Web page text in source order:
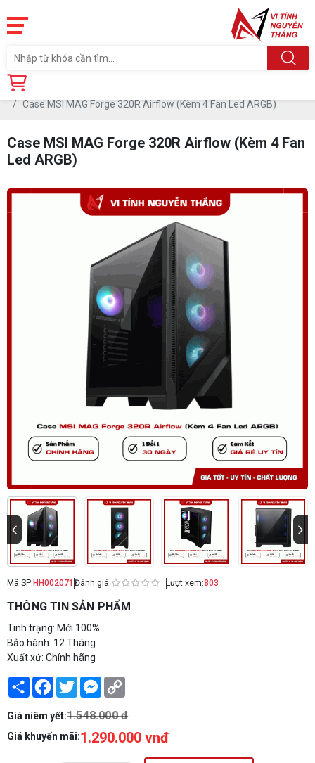
Trang chủ
Case MSI MAG Forge 320R Airflow (Kèm 4 Fan Led ARGB)
Case MSI MAG Forge 320R Airflow (Kèm 4 Fan
Led ARGB)
Mã SP: HH002071 Đánh giá: Lượt xem:803
THÔNG TIN SẢN PHẨM
Tinh trạng: Mới 100%
Bảo hành: 12 Tháng
Xuất xứ: Chính hãng
Share Facebook
TwitterMessenger
Giá niêm yết:1.548.000 đ
Giá khuyến mãi:1.290.000 vnđ